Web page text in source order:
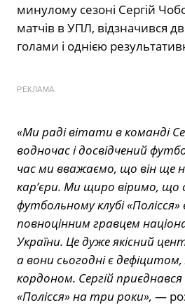
минулому сезоні Сергій
матчів в УПЛ, відзначився
голами і однією
РЕКЛАМА
«Ми раді вітати в команді
водночас і досвідчений
час ми вважаємо, що він ще
кар’єри. Ми щиро віримо, що
футбольному клубі «Полісся»
повноцінним гравцем
України. Це дуже якісний
а вони сьогодні є дефіцитом,
кордоном. Сергій
«Полісся» на три роки», —